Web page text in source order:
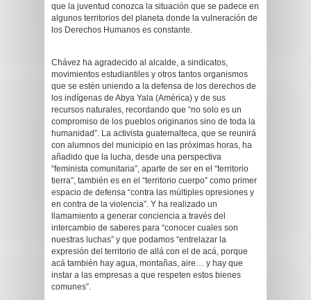
que la juventud conozca la situación que se padece en
algunos territorios del planeta donde la vulneración de
los Derechos Humanos es constante.
Chávez ha agradecido al alcalde, a sindicatos,
movimientos estudiantiles y otros tantos organismos
que se estén uniendo a la defensa de los derechos de
los indígenas de Abya Yala (América) y de sus
recursos naturales, recordando que “no solo es un
compromiso de los pueblos originarios sino de toda la
humanidad”. La activista guatemalteca, que se reunirá
con alumnos del municipio en las próximas horas, ha
añadido que la lucha, desde una perspectiva
“feminista comunitaria”, aparte de ser en el “territorio
tierra”, también es en el “territorio cuerpo” como primer
espacio de defensa “contra las múltiples opresiones y
en contra de la violencia”. Y ha realizado un
llamamiento a generar conciencia a través del
intercambio de saberes para “conocer cuales son
nuestras luchas” y que podamos “entrelazar la
expresión del territorio de allá con el de acá, porque
acá también hay agua, montañas, aire… y hay que
instar a las empresas a que respeten estos bienes
comunes”.